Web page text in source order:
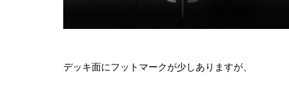
デッキ面にフットマークが少しありますが、